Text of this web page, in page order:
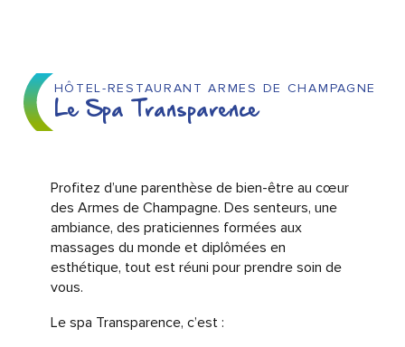
HÔTEL-RESTAURANT ARMES DE CHAMPAGNE
Le Spa Transparence
Profitez d’une parenthèse de bien-être au cœur
des Armes de Champagne. Des senteurs, une
ambiance, des praticiennes formées aux
massages du monde et diplômées en
esthétique, tout est réuni pour prendre soin de
vous.
Le spa Transparence, c’est :